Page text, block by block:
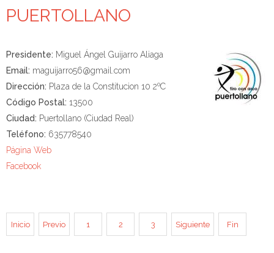
PUERTOLLANO
Presidente: Miguel Ángel Guijarro Aliaga
Email: maguijarro56@gmail.com
Dirección: Plaza de la Constitucion 10 2ºC
Código Postal: 13500
Ciudad: Puertollano (Ciudad Real)
Teléfono: 635778540
Página Web
Facebook
Inicio Previo 1 2 3 Siguiente Fin